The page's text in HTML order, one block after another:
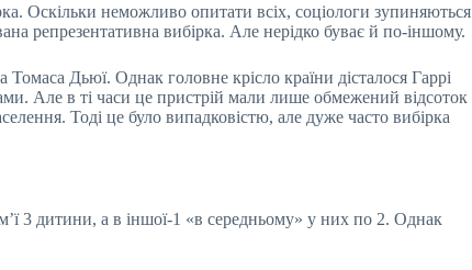
Оскільки неможливо опитати всіх, соціологи зупиняються
репрезентативна вибірка. Але нерідко буває й по-іншому.
Дьюї. Однак головне крісло країни дісталося Гаррі
Але в ті часи це пристрій мали лише обмежений відсоток
Тоді це було випадковістю, але дуже часто вибірка
3 дитини, а в іншої-1 «в середньому» у них по 2. Однак